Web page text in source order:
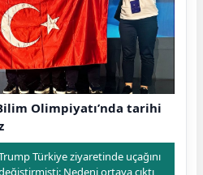
Olimpiyatı’nda tarihi
Türkiye ziyaretinde uçağını
Nedeni ortaya çıktı